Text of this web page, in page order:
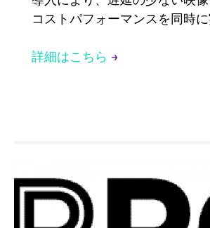
コストパフォーマンスを同時
詳細はこちら →